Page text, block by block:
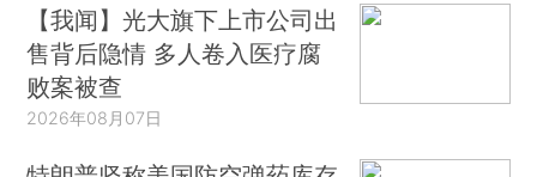
【我闻】光大旗下上市公司出
售背后隐情 多人卷入医疗腐
败案被查
2026年08月07日